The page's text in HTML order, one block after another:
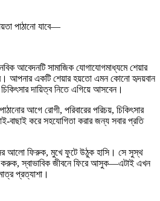
পাঠানো যাবে—
আবেদনটি সামাজিক যোগাযোগমাধ্যমে শেয়ার
আপনার একটি শেয়ার হয়তো এমন কোনো হৃদয়বান
দায়িত্ব নিতে এগিয়ে আসবেন।
আগে রোগী, পরিবারের পরিচয়, চিকিৎসার
করে সহযোগিতা করার জন্য সবার প্রতি
আলো ফিরুক, মুখে ফুটে উঠুক হাসি। সে সুস্থ
করুক, স্বাভাবিক জীবনে ফিরে আসুক—এটাই এখন
প্রত্যাশা।